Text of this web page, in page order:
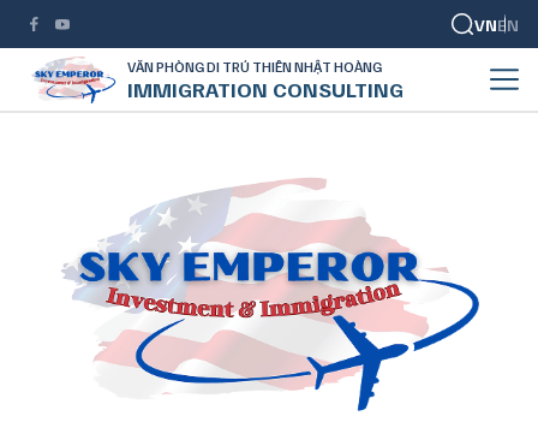
VNEN
VĂN PHÒNG DI TRÚ THIÊN NHẬT HOÀNG
IMMIGRATION CONSULTING